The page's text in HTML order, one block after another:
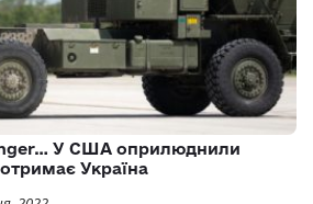
У США оприлюднили
Україна